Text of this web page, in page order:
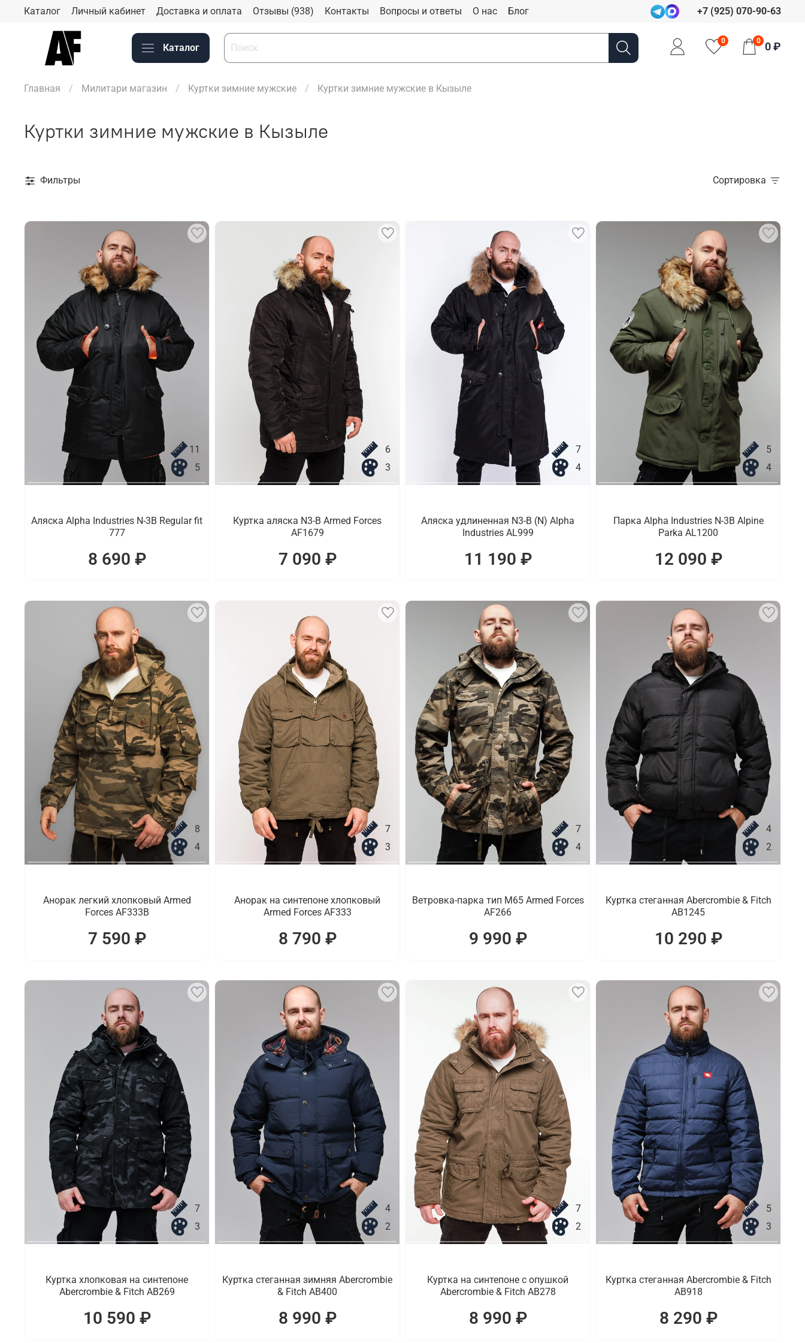
Каталог Личный кабинет Доставка и оплата Отзывы (938) Контакты Вопросы и ответы О нас Блог +7 (925) 070-90-63
Каталог
0 0 0 ₽
Главная Милитари магазин Куртки зимние мужские Куртки зимние мужские в Кызыле
Куртки зимние мужские в Кызыле
Фильтры Сортировка
11
5
Аляска Alpha Industries N-3B Regular fit
777
8 690 ₽
6
3
Куртка аляска N3-B Armed Forces
AF1679
7 090 ₽
7
4
Аляска удлиненная N3-B (N) Alpha
Industries AL999
11 190 ₽
5
4
Парка Alpha Industries N-3B Alpine
Parka AL1200
12 090 ₽
8
4
Анорак легкий хлопковый Armed
Forces AF333B
7 590 ₽
7
3
Анорак на синтепоне хлопковый
Armed Forces AF333
8 790 ₽
7
4
Ветровка-парка тип M65 Armed Forces
AF266
9 990 ₽
4
2
Куртка стеганная Abercrombie & Fitch
AB1245
10 290 ₽
7
3
Куртка хлопковая на синтепоне
Abercrombie & Fitch AB269
10 590 ₽
4
2
Куртка стеганная зимняя Abercrombie
& Fitch AB400
8 990 ₽
7
2
Куртка на синтепоне с опушкой
Abercrombie & Fitch AB278
8 990 ₽
5
3
Куртка стеганная Abercrombie & Fitch
AB918
8 290 ₽